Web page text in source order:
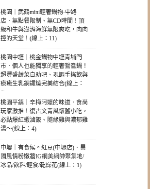
桃園｜武鶴mini輕奢鍋物-中路
店．無點餐限制、無CD時間！頂
級和牛與澎湃海鮮無限爽吃，肉肉
控的天堂！(線上：11)
桃園中壢｜桃金鍋物中壢青埔門
市．個人也能獨享的輕奢鴛鴦鍋！
超豐盛蔬菜自助吧、現調手搖飲與
療癒生乳銅鑼燒完美結合(線上：
6)
桃園平鎮｜辛梅阿嬤的味道．食尚
玩家激推！復古文青風懷舊小吃，
必點爆紅蝦滷飯、隨緣雞與濃郁雞
湯～(線上：4)
中壢｜有食候。紅豆(中壢店)．異
國風情粉嫩牆IG網美網帥聚集地/
冰品/飲料/輕食/乾燥花(線上：1)